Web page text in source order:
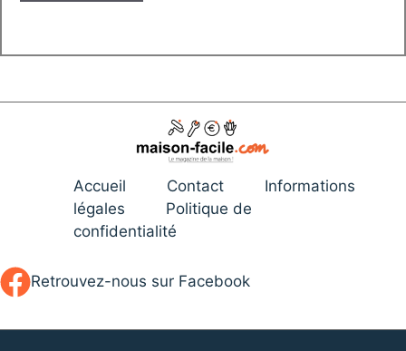
Accueil Contact
Informations
légales
Politique de
confidentialité
Retrouvez-nous sur Facebook